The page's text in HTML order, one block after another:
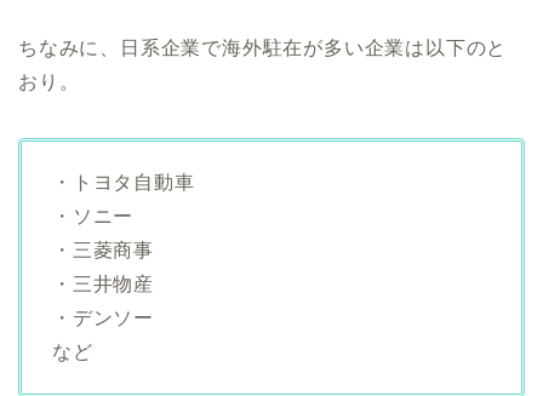
ちなみに、日系企業で海外駐在が多い企業は以下のと
おり。
・トヨタ自動車
・ソニー
・三菱商事
・三井物産
・デンソー
など